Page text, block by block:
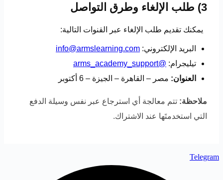
3) طلب الإلغاء وطرق التواصل
يمكنك تقديم طلب الإلغاء عبر القنوات التالية:
البريد الإلكتروني: info@armslearning.com
تيليجرام: @arms_academy_support
العنوان: مصر – القاهرة – الجيزة – 6 أكتوبر
ملاحظة: تتم معالجة أي استرجاع عبر نفس وسيلة الدفع
التي استخدمتَها عند الاشتراك.
Telegram